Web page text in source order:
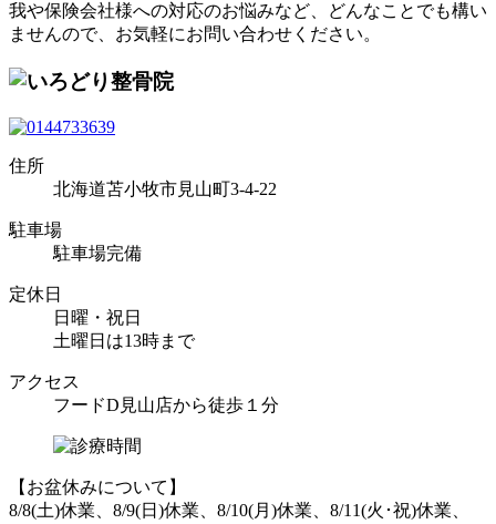
我や保険会社様への対応のお悩みなど、どんなことでも構い
ませんので、お気軽にお問い合わせください。
住所
北海道苫小牧市見山町3-4-22
駐車場
駐車場完備
定休日
日曜・祝日
土曜日は13時まで
アクセス
フードD見山店から徒歩１分
【お盆休みについて】
8/8(土)休業、8/9(日)休業、8/10(月)休業、8/11(火･祝)休業、